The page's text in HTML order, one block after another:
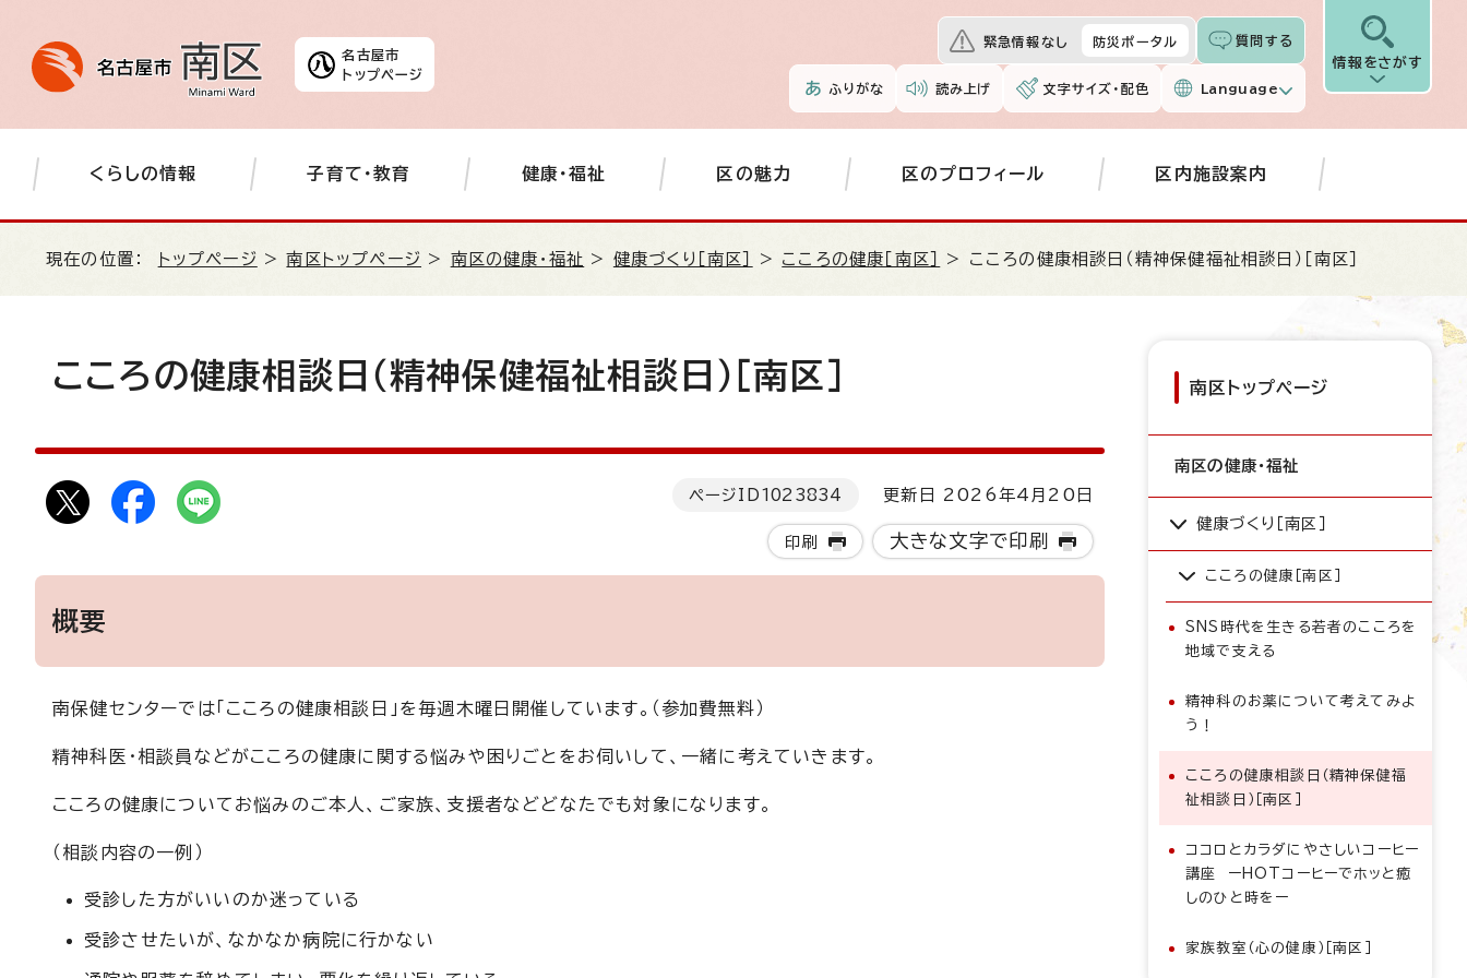
名古屋市
トップページ
緊急情報なし 防災ポータル 質問する
ふりがな 読み上げ 文字サイズ・配色 Language
情報をさがす
くらしの情報 子育て・教育 健康・福祉 区の魅力 区のプロフィール 区内施設案内
現在の位置： トップページ >南区トップページ > 南区の健康・福祉 > 健康づくり［南区］ > こころの健康［南区］ > こころの健康相談日（精神保健福祉相談日）［南区］
こころの健康相談日（精神保健福祉相談日）［南区］
ページID 1023834 更新日 2026年4月20日
印刷 大きな文字で印刷
概要
南保健センターでは「こころの健康相談日」を毎週木曜日開催しています。（参加費無料）
精神科医・相談員などがこころの健康に関する悩みや困りごとをお伺いして、一緒に考えていきます。
こころの健康についてお悩みのご本人、ご家族、支援者などどなたでも対象になります。
（相談内容の一例）
受診した方がいいのか迷っている
受診させたいが、なかなか病院に行かない
南区トップページ
南区の健康・福祉
健康づくり［南区］
こころの健康［南区］
SNS時代を生きる若者のこころを
地域で支える
精神科のお薬について考えてみよ
う！
こころの健康相談日（精神保健福
祉相談日）［南区］
ココロとカラダにやさしいコーヒー
講座 ーHOTコーヒーでホッと癒
しのひと時をー
家族教室（心の健康）［南区］